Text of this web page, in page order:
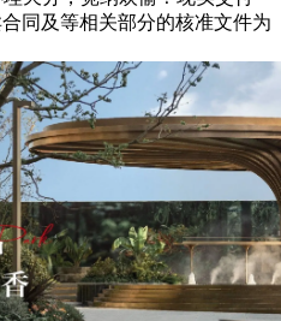
同及等相关部分的核准文件为